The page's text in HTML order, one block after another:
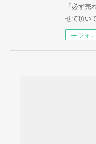
「必ず売
せて頂い
フォロ